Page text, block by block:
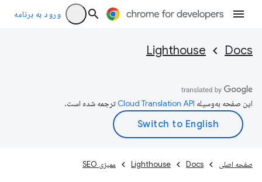
ورود به برنامه
Docs
Lighthouse
این صفحه به‌وسیله ترجمه شده است.
صفحه اصلی Docs
Lighthouse ممیزی SEO